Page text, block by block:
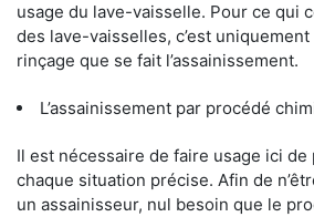
usage du lave-vaisselle. Pour ce qui
des lave-vaisselles, c’est
rinçage que se fait l’assainissement.
L’assainissement par procédé
Il est nécessaire de faire usage ici de
chaque situation précise. Afin de
un assainisseur, nul besoin que le